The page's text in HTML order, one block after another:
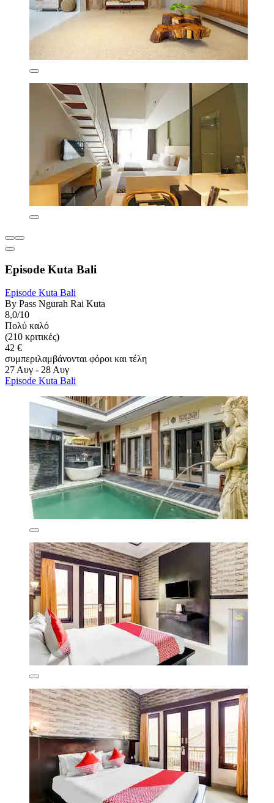
Episode Kuta Bali
Episode Kuta Bali
By Pass Ngurah Rai Kuta
8,0/10
Πολύ καλό
(210 κριτικές)
42 €
συμπεριλαμβάνονται φόροι και τέλη
27 Αυγ - 28 Αυγ
Episode Kuta Bali